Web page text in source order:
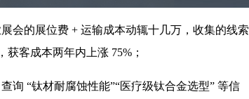
会的展位费 + 运输成本动辄十几万，收集的线索
客成本两年内上涨 75%；
询 “钛材耐腐蚀性能”“医疗级钛合金选型” 等信